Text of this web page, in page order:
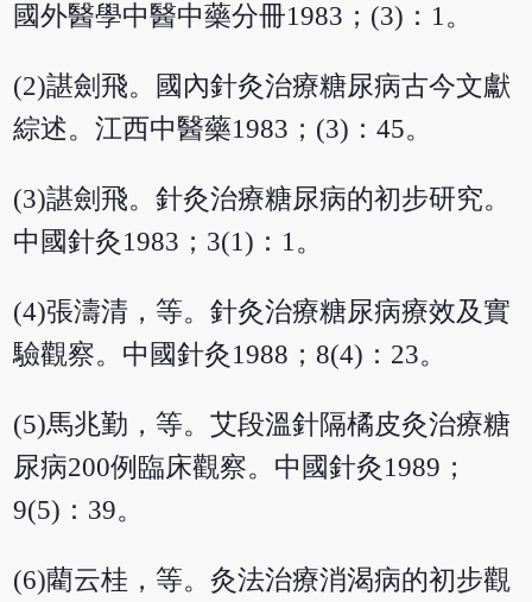
國外醫學中醫中藥分冊1983；(3)：1。
(2)諶劍飛。國內針灸治療糖尿病古今文獻
綜述。江西中醫藥1983；(3)：45。
(3)諶劍飛。針灸治療糖尿病的初步研究。
中國針灸1983；3(1)：1。
(4)張濤清，等。針灸治療糖尿病療效及實
驗觀察。中國針灸1988；8(4)：23。
(5)馬兆勤，等。艾段溫針隔橘皮灸治療糖
尿病200例臨床觀察。中國針灸1989；
9(5)：39。
(6)藺云桂，等。灸法治療消渴病的初步觀